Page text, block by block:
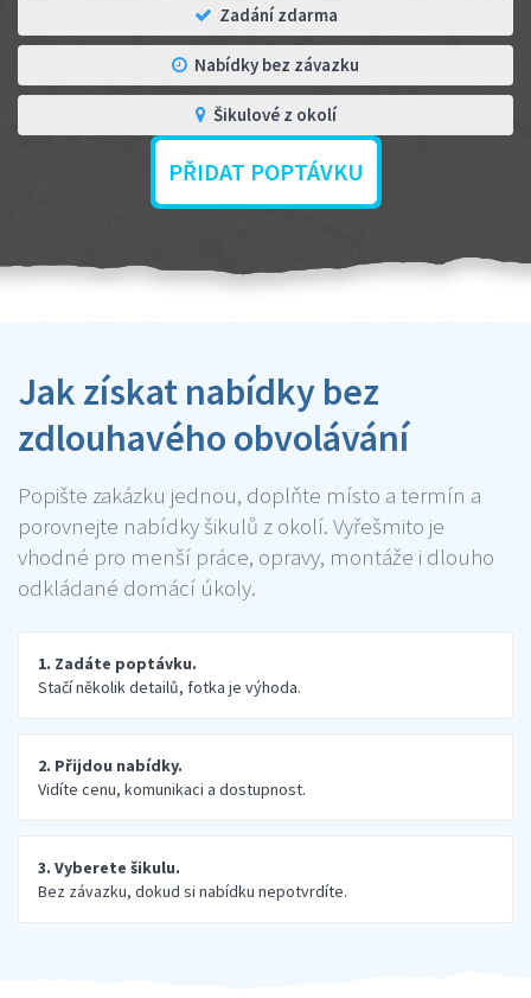
Zadání zdarma
Nabídky bez závazku
Šikulové z okolí
PŘIDAT POPTÁVKU
Jak získat nabídky bez
zdlouhavého obvolávání
Popište zakázku jednou, doplňte místo a termín a
porovnejte nabídky šikulů z okolí. Vyřešmito je
vhodné pro menší práce, opravy, montáže i dlouho
odkládané domácí úkoly.
1. Zadáte poptávku.
Stačí několik detailů, fotka je výhoda.
2. Přijdou nabídky.
Vidíte cenu, komunikaci a dostupnost.
3. Vyberete šikulu.
Bez závazku, dokud si nabídku nepotvrdíte.